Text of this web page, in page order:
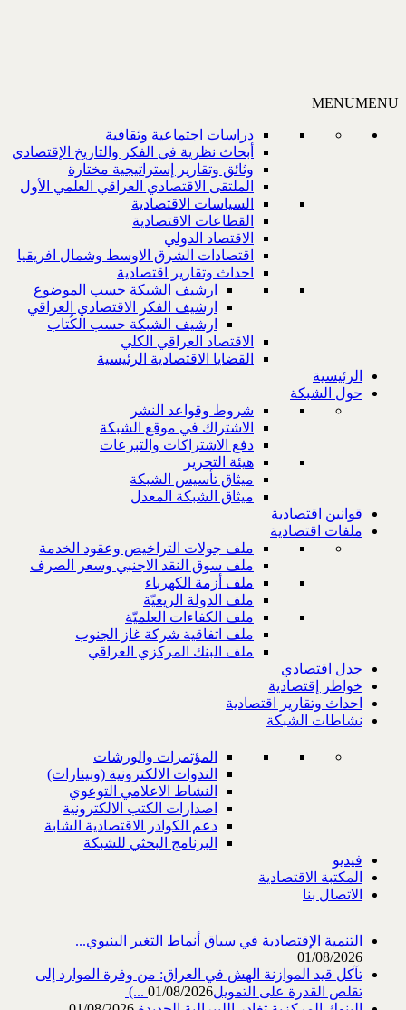
MENUMENU
دراسات اجتماعية وثقافية
أبحاث نظرية في الفكر والتاريخ الإقتصادي
وثائق وتقارير إستراتيجية مختارة
الملتقى الاقتصادي العراقي العلمي الأول
السياسات الاقتصادية
القطاعات الاقتصادية
الاقتصاد الدولي
اقتصادات الشرق الاوسط وشمال افريقيا
احداث وتقارير اقتصادية
ارشيف الشبكة حسب الموضوع
ارشيف الفكر الاقتصادي العراقي
ارشيف الشبكة حسب الكُتاب
الاقتصاد العراقي الكلي
القضايا الاقتصادية الرئيسية
الرئيسية
حول الشبكة
شروط وقواعد النشر
الاشتراك في موقع الشبكة
دفع الاشتراكات والتبرعات
هيئة التحرير
ميثاق تأسيس الشبكة
ميثاق الشبكة المعدل
قوانين اقتصادية
ملفات اقتصادية
ملف جولات التراخيص وعقود الخدمة
ملف سوق النقد الاجنبي وسعر الصرف
ملف أزمة الكهرباء
ملف الدولة الريعيّة
ملف الكفاءات العلميّة
ملف اتفاقية شركة غاز الجنوب
ملف البنك المركزي العراقي
جدل اقتصادي
خواطر إقتصادية
احداث وتقارير اقتصادية
نشاطات الشبكة
المؤتمرات والورشات
الندوات الالكترونية (وبينارات)
النشاط الاعلامي التوعوي
اصدارات الكتب الالكترونية
دعم الكوادر الاقتصادية الشابة
البرنامج البحثي للشبكة
فيديو
المكتبة الاقتصادية
الاتصال بنا
التنمية الإقتصادية في سياق أنماط التغير البنيوي...
01/08/2026
تآكل قيد الموازنة الهش في العراق: من وفرة الموارد إلى
تقلص القدرة على التمويل‎ (...01/08/2026